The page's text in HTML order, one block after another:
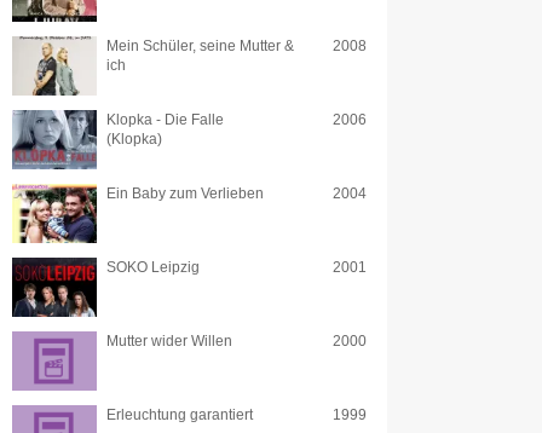
Mein Schüler, seine Mutter &
ich
2008
Klopka - Die Falle
(Klopka)
2006
Ein Baby zum Verlieben 2004
SOKO Leipzig 2001
Mutter wider Willen 2000
Erleuchtung garantiert 1999